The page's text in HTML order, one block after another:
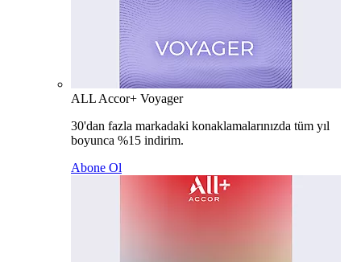
ALL Accor+ Voyager
30'dan fazla markadaki konaklamalarınızda tüm yıl
boyunca %15 indirim.
Abone Ol